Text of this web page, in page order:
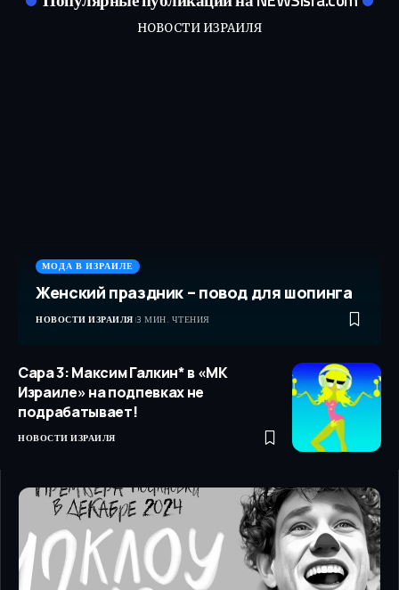
НОВОСТИ ИЗРАИЛЯ
МОДА В ИЗРАИЛЕ
Женский праздник – повод для шопинга
НОВОСТИ ИЗРАИЛЯ 3 МИН. ЧТЕНИЯ
Сара 3: Максим Галкин* в «МК
Израиле» на подпевках не
подрабатывает!
НОВОСТИ ИЗРАИЛЯ